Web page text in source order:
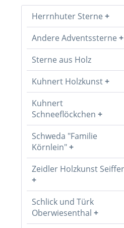
Herrnhuter Sterne
Andere Adventssterne
Sterne aus Holz
Kuhnert Holzkunst
Kuhnert
Schneeflöckchen
Schweda "Familie
Körnlein"
Zeidler Holzkunst
Schlick und Türk
Oberwiesenthal